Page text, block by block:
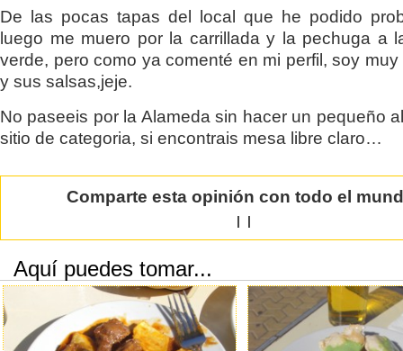
De las pocas tapas del local que he podido
luego me muero por la carrillada y la pechuga a
verde, pero como ya comenté en mi perfil, soy
y sus salsas,jeje.
No paseeis por la Alameda sin hacer un pequeño
sitio de categoria, si encontrais mesa libre claro…
Comparte esta opinión con todo el
| |
Aquí puedes tomar...